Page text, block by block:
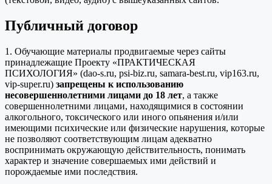
Публичный договор
1. Обучающие материалы продвигаемые через сайты
принадлежащие Проекту «ПРАКТИЧЕСКАЯ
ПСИХОЛОГИЯ» (dao-s.ru, psi-biz.ru, samara-best.ru, vip163.ru,
vip-super.ru) запрещены к использованию
несовершеннолетними лицами до 18 лет, а также
совершеннолетними лицами, находящимися в состоянии
алкогольного, токсического или иного опьянения и/или
имеющими психические или физические нарушения, которые
не позволяют соответствующим лицам адекватно
воспринимать окружающую действительность, понимать
характер и значение совершаемых ими действий и
порождаемые ими последствия.